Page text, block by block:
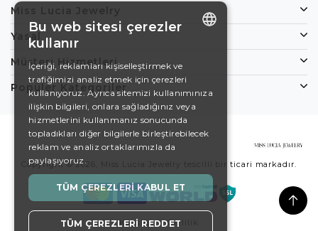
Miss Lucia Jewelry
Yasal
Müşteri Hizmetleri
Popüler Kategoriler
Copyright © 2026, Miss Lucia Jewelry tescilli bir ticari markadır.
Koşullar Gizlilik
DE
EN
SWEDISH
TURKISH
Bu web sitesi çerezler
kullanır
İçeriği, reklamları kişiselleştirmek ve
trafiğimizi analiz etmek için çerezleri
kullanıyoruz. Ayrıca sitemizi kullanımınıza
ilişkin bilgileri, onlara sağladığınız veya
hizmetlerini kullanmanız sonucunda
topladıkları diğer bilgilerle birleştirebilecek
reklam ve analiz ortaklarımızla da
paylaşıyoruz.
TÜM ÇEREZLERI KABUL ET
TÜM ÇEREZLERI REDDET